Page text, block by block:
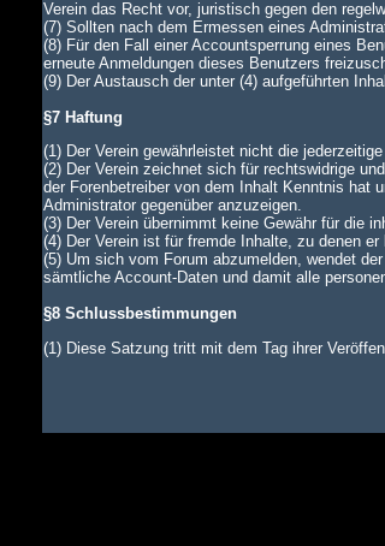
Verein das Recht vor, juristisch gegen den
(7) Sollten nach dem Ermessen eines
(8) Für den Fall einer Accountsperrung eines
erneute Anmeldungen dieses Benutzers
(9) Der Austausch der unter (4) aufgeführten
§7 Haftung
(1) Der Verein gewährleistet nicht die
(2) Der Verein zeichnet sich für rechtswidrige
der Forenbetreiber von dem Inhalt Kenntnis hat
Administrator gegenüber anzuzeigen.
(3) Der Verein übernimmt keine Gewähr für die
(4) Der Verein ist für fremde Inhalte, zu denen
(5) Um sich vom Forum abzumelden, wendet
sämtliche Account-Daten und damit alle
§8 Schlussbestimmungen
(1) Diese Satzung tritt mit dem Tag ihrer